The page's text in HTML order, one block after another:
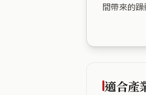
間帶來的躁
適合產